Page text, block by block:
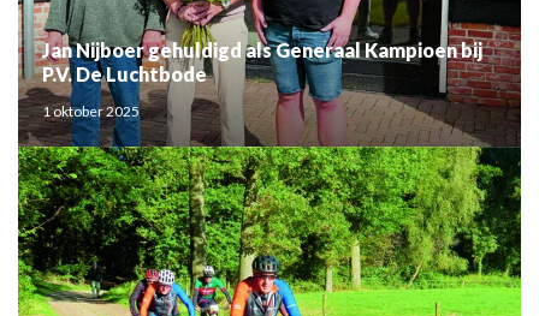
Jan Nijboer gehuldigd als Generaal Kampioen bij
P.V. De Luchtbode
1 oktober 2025